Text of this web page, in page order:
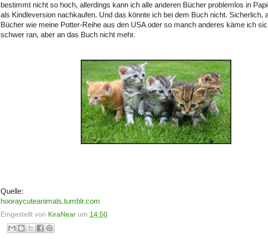
bestimmt nicht so hoch, allerdings kann ich alle anderen Bücher problemlos in
als Kindleversion nachkaufen. Und das könnte ich bei dem Buch nicht. Sicherlich,
Bücher wie meine Potter-Reihe aus den USA oder so manch anderes käme ich
schwer ran, aber an das Buch nicht mehr.
Quelle:
hooraycuteanimals.tumblr.com
Eingestellt von KiraNear um 14:50